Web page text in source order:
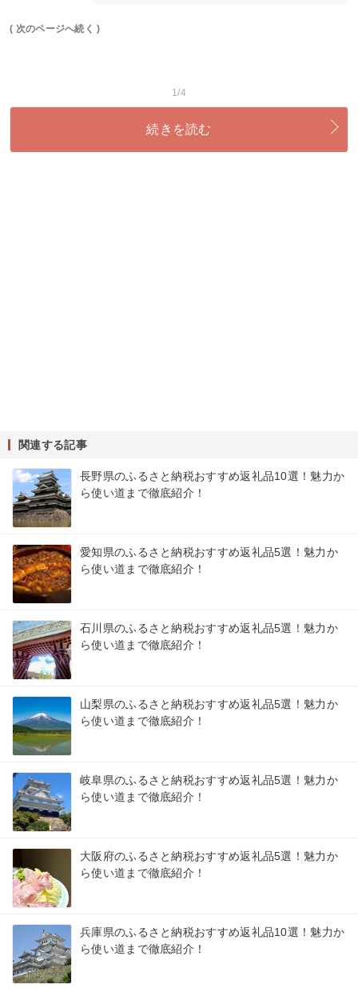
( 次のページへ続く )
1/4
続きを読む
関連する記事
長野県のふるさと納税おすすめ返礼品10選！魅力か
ら使い道まで徹底紹介！
愛知県のふるさと納税おすすめ返礼品5選！魅力か
ら使い道まで徹底紹介！
石川県のふるさと納税おすすめ返礼品5選！魅力か
ら使い道まで徹底紹介！
山梨県のふるさと納税おすすめ返礼品5選！魅力か
ら使い道まで徹底紹介！
岐阜県のふるさと納税おすすめ返礼品5選！魅力か
ら使い道まで徹底紹介！
大阪府のふるさと納税おすすめ返礼品5選！魅力か
ら使い道まで徹底紹介！
兵庫県のふるさと納税おすすめ返礼品10選！魅力か
ら使い道まで徹底紹介！